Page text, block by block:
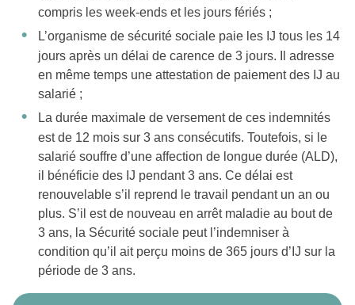
compris les week-ends et les jours fériés ;
L’organisme de sécurité sociale paie les IJ tous les 14
jours après un délai de carence de 3 jours. Il adresse
en même temps une attestation de paiement des IJ au
salarié ;
La durée maximale de versement de ces indemnités
est de 12 mois sur 3 ans consécutifs. Toutefois, si le
salarié souffre d’une affection de longue durée (ALD),
il bénéficie des IJ pendant 3 ans. Ce délai est
renouvelable s’il reprend le travail pendant un an ou
plus. S’il est de nouveau en arrêt maladie au bout de
3 ans, la Sécurité sociale peut l’indemniser à
condition qu’il ait perçu moins de 365 jours d’IJ sur la
période de 3 ans.